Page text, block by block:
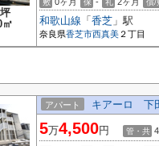
㎡
敷 保 礼 償/
和歌山線 「 香芝 」駅
奈良県香芝市西真美 ２丁目
アパート キアーロ 下
5万4,500円 管・共